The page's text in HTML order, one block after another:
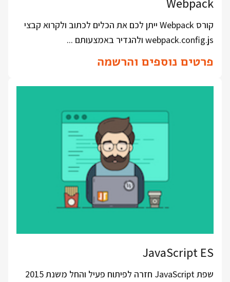
קורס Webpack ייתן לכם את הכלים לכתוב ולקרוא קבצי
webpack.config.js ולהגדיר באמצעותם ...
פרטים נוספים והרשמה
JavaScript ES
שפת JavaScript חזרה לפיתוח פעיל והחל משנת 2015